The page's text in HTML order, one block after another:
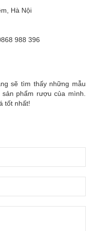
Hà Nội
988 396
sẽ tìm thấy những mẫu
phẩm rượu của mình.
tốt nhất!